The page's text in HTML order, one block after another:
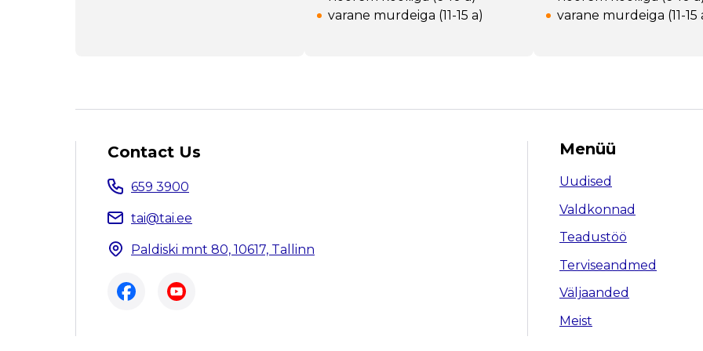
varane murdeiga (11-15 a)
varane murdeiga (11-15
Contact Us
659 3900
tai@tai.ee
Paldiski mnt 80, 10617, Tallinn
Menüü
Uudised
Valdkonnad
Teadustöö
Terviseandmed
Väljaanded
Meist